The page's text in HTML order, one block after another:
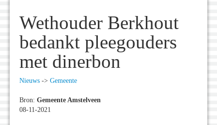
Wethouder Berkhout
bedankt pleegouders
met dinerbon
Nieuws -> Gemeente
Bron: Gemeente Amstelveen
08-11-2021